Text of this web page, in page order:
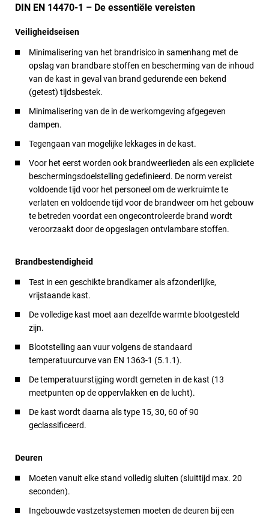
DIN EN 14470-1 – De essentiële vereisten
Veiligheidseisen
Minimalisering van het brandrisico in samenhang met de
opslag van brandbare stoffen en bescherming van de inhoud
van de kast in geval van brand gedurende een bekend
(getest) tijdsbestek.
Minimalisering van de in de werkomgeving afgegeven
dampen.
Tegengaan van mogelijke lekkages in de kast.
Voor het eerst worden ook brandweerlieden als een expliciete
beschermingsdoelstelling gedefinieerd. De norm vereist
voldoende tijd voor het personeel om de werkruimte te
verlaten en voldoende tijd voor de brandweer om het gebouw
te betreden voordat een ongecontroleerde brand wordt
veroorzaakt door de opgeslagen ontvlambare stoffen.
Brandbestendigheid
Test in een geschikte brandkamer als afzonderlijke,
vrijstaande kast.
De volledige kast moet aan dezelfde warmte blootgesteld
zijn.
Blootstelling aan vuur volgens de standaard
temperatuurcurve van EN 1363-1 (5.1.1).
De temperatuurstijging wordt gemeten in de kast (13
meetpunten op de oppervlakken en de lucht).
De kast wordt daarna als type 15, 30, 60 of 90
geclassificeerd.
Deuren
Moeten vanuit elke stand volledig sluiten (sluittijd max. 20
seconden).
Ingebouwde vastzetsystemen moeten de deuren bij een